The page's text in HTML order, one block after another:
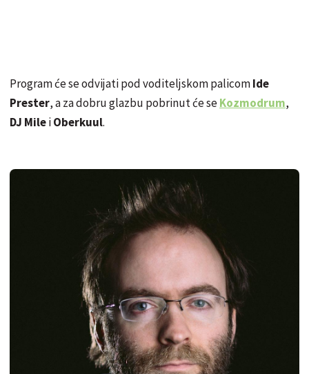
Program će se odvijati pod voditeljskom palicomIde
Prester, a za dobru glazbu pobrinut će seKozmodrum,
DJ MileiOberkuul.